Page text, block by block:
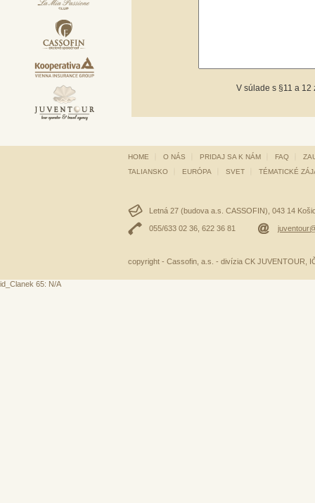
V súlade s §11 a 12
HOME O NÁS PRIDAJ SA K NÁM FAQ
TALIANSKO
EURÓPA SVET TÉMATICKÉ
Letná 27 (budova a.s. CASSOFIN), 043 14
055/633 02 36, 622 36 81
copyright - Cassofin, a.s. - divízia CK JUVENTOUR,
id_Clanek 65: N/A